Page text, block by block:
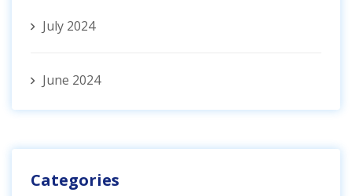
July 2024
June 2024
Categories